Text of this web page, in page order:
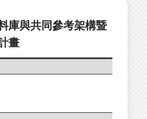
庫與共同參考架構暨
畫